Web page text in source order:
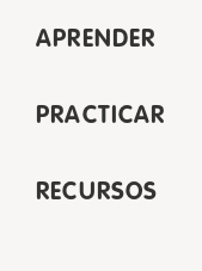
APRENDER
PRACTICAR
RECURSOS